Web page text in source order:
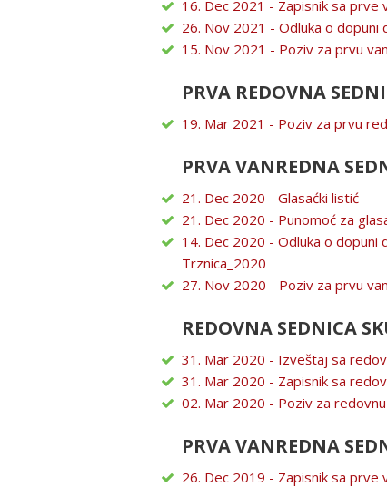
16. Dec 2021 - Zapisnik sa prve
26. Nov 2021 - Odluka o dopuni
15. Nov 2021 - Poziv za prvu
PRVA REDОVNA
19. Mar 2021 - Poziv za prvu
PRVA VANREDNA
21. Dec 2020 - Glasaćki listić
21. Dec 2020 - Punomoć za
14. Dec 2020 - Odluka o dopuni
Trznica_2020
27. Nov 2020 - Poziv za prvu
REDOVNA SEDNICA
31. Mar 2020 - Izveštaj sa
31. Mar 2020 - Zapisnik sa
02. Mar 2020 - Poziv za
PRVA VANREDNA
26. Dec 2019 - Zapisnik sa prve